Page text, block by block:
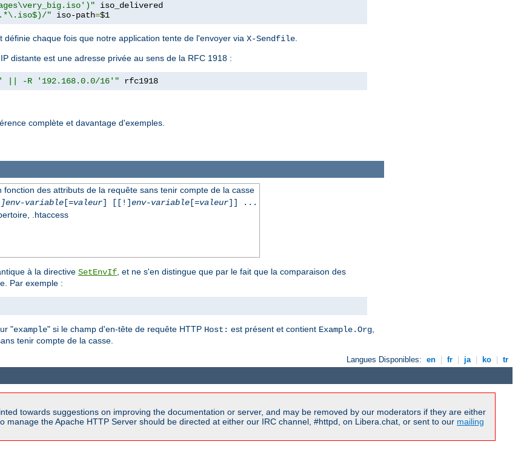
iso_delivered
" iso-path=$1
définie chaque fois que notre application tente de l'envoyer via X-Sendfile.
distante est une adresse privée au sens de la RFC 1918 :
|| -R '192.168.0.0/16'" rfc1918
complète et davantage d'exemples.
des attributs de la requête sans tenir compte de la casse
variable[=valeur] [[!]env-variable[=valeur]] ...
.htaccess
à la directive SetEnvIf , et ne s'en distingue que par le fait que la comparaison des
Par exemple :
"example" si le champ d'en-tête de requête HTTP Host: est présent et contient Example.Org
tenir compte de la casse.
Langues Disponibles: en fr ja ko tr
towards suggestions on improving the documentation or server, and may be removed by our moderators if they are either
manage the Apache HTTP Server should be directed at either our IRC channel, #httpd, on Libera.chat, or sent to our mailing